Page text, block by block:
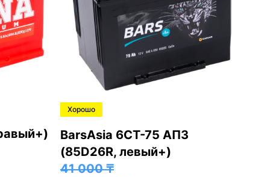
Хорошо
BarsAsia 6СТ-75 АПЗ
(85D26R, левый+)
41 000₸